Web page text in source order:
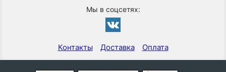
Мы в соцсетях:
Контакты Доставка Оплата